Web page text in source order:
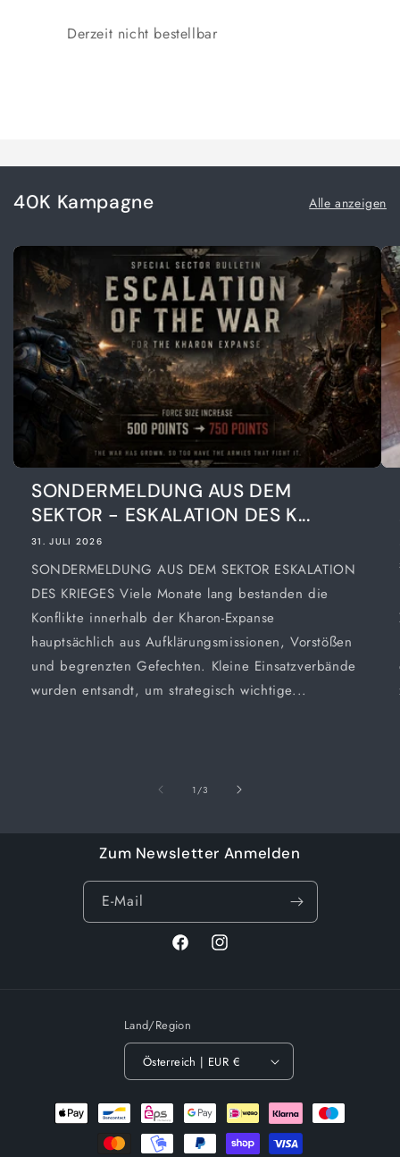
Anzahl
Derzeit nicht bestellbar
40K Kampagne Alle anzeigen
SONDERMELDUNG AUS DEM
SEKTOR - ESKALATION DES K...
31. JULI 2026
SONDERMELDUNG AUS DEM SEKTOR ESKALATION
DES KRIEGES Viele Monate lang bestanden die
Konflikte innerhalb der Kharon-Expanse
hauptsächlich aus Aufklärungsmissionen, Vorstößen
und begrenzten Gefechten. Kleine Einsatzverbände
wurden entsandt, um strategisch wichtige...
1 /von
3
Zum Newsletter Anmelden
E-Mail
FacebookInstagram
Land/Region
Österreich | EUR €
Zahlungsmethoden